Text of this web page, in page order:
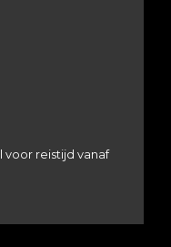
voor reistijd vanaf